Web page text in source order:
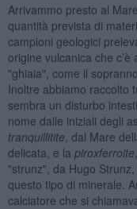
Arrivammo presto al
quantità prevista di
campioni geologici
origine vulcanica che c’è
"ghiaia", come il
Inoltre abbiamo raccolto
sembra un disturbo
nome dalle iniziali degli
tranquillitite , dal Mare
delicata, e la piroxferroite
"strunz", da Hugo
questo tipo di minerale.
calciatore che si